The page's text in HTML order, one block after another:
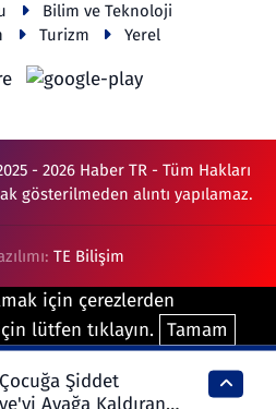
Bilim ve Teknoloji
Turizm Yerel
- 2026 Haber TR - Tüm Hakları
gösterilmeden alıntı yapılamaz.
TE Bilişim
için çerezlerden
lütfen tıklayın.
Tamam
Şiddet
Ayağa Kaldıran